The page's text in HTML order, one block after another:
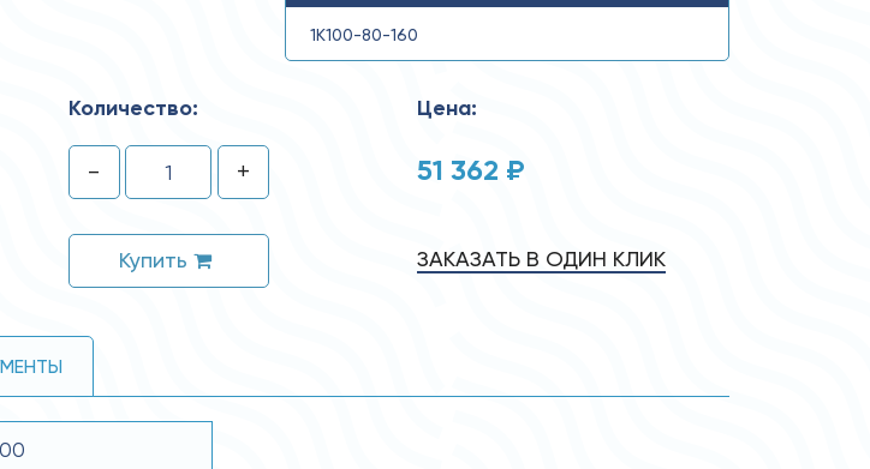
1К100-80-160
Количество:
- +
Купить
Цена:
51 362 ₽
ЗАКАЗАТЬ В ОДИН КЛИК